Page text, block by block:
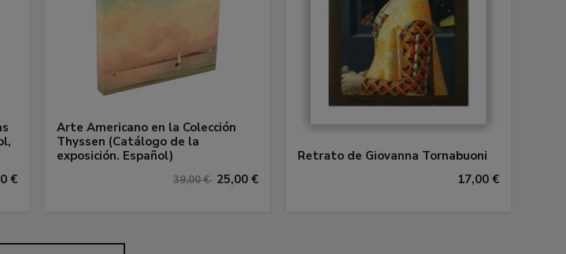
€
Arte Americano en la Colección
Thyssen (Catálogo de la
exposición. Español)
39,00 € 25,00 €
Retrato de Giovanna Tornabuoni
17,00 €